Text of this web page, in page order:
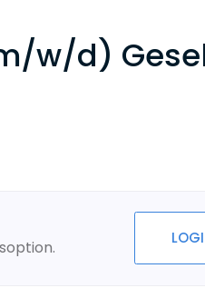
w/d)